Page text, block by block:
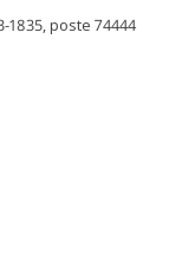
1835, poste 74444